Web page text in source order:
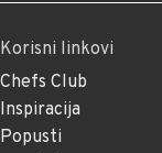
Korisni linkovi
Chefs Club
Inspiracija
Popusti